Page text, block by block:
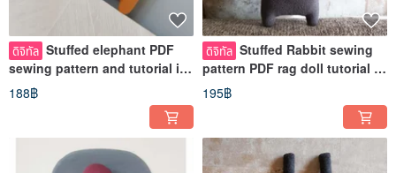
ดิจิทัล Stuffed elephant PDF
sewing pattern and tutorial in
English, Digital download
188฿
ดิจิทัล Stuffed Rabbit sewing
pattern PDF rag doll tutorial in
English Digital download
195฿